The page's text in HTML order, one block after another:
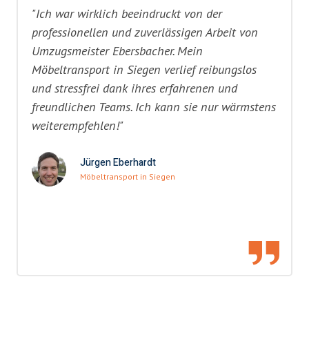
"Ich war wirklich beeindruckt von der
professionellen und zuverlässigen Arbeit von
Umzugsmeister Ebersbacher. Mein
Möbeltransport in Siegen verlief reibungslos
und stressfrei dank ihres erfahrenen und
freundlichen Teams. Ich kann sie nur wärmstens
weiterempfehlen!"
Jürgen Eberhardt
Möbeltransport in Siegen